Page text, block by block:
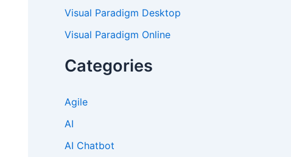
Visual Paradigm Desktop
Visual Paradigm Online
Categories
Agile
AI
AI Chatbot